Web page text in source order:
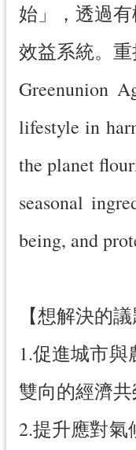
始」，透過
效益系統。重
Greenunion
lifestyle in
the planet
seasonal
being, and
【想解決的議
1.促進城市
雙向的經濟共
2.提升應對